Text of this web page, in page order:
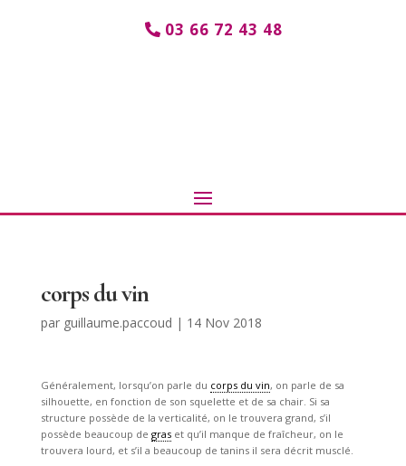
03 66 72 43 48
corps du vin
par guillaume.paccoud | 14 Nov 2018
Généralement, lorsqu’on parle du corps du vin, on parle de sa
silhouette, en fonction de son squelette et de sa chair. Si sa
structure possède de la verticalité, on le trouvera grand, s’il
possède beaucoup de graset qu’il manque de fraîcheur, on le
trouvera lourd, et s’il a beaucoup de tanins il sera décrit musclé.